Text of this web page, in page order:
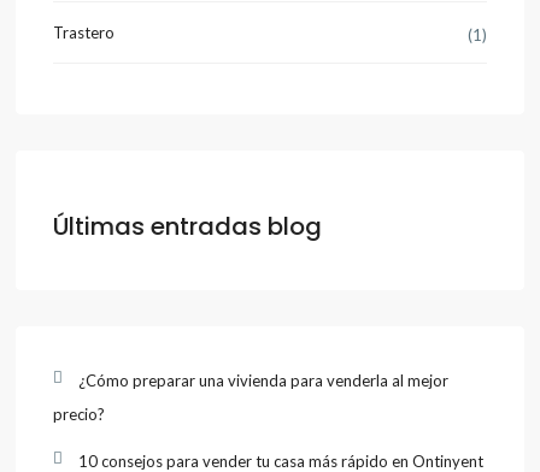
Trastero (1)
Últimas entradas blog
¿Cómo preparar una vivienda para venderla al mejor
precio?
10 consejos para vender tu casa más rápido en Ontinyent